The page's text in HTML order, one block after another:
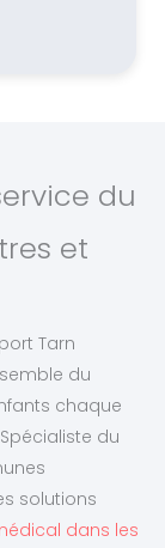
du
et
Tarn
du
chaque
du
solutions
dans les